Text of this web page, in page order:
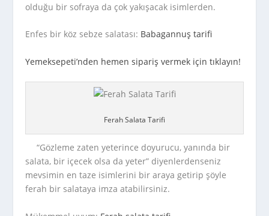
olduğu bir sofraya da çok yakışacak isimlerden.
Enfes bir köz sebze salatası: Babagannuş tarifi
Yemeksepeti’nden hemen sipariş vermek için tıklayın!
Ferah Salata Tarifi
“Gözleme zaten yeterince doyurucu, yanında bir
salata, bir içecek olsa da yeter” diyenlerdenseniz
mevsimin en taze isimlerini bir araya getirip şöyle
ferah bir salataya imza atabilirsiniz.